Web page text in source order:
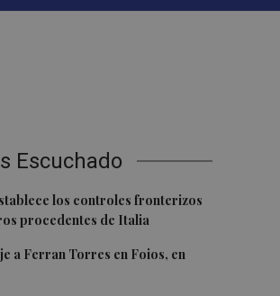
Escuchado
los controles fronterizos
procedentes de Italia
a Ferran Torres en Foios, en